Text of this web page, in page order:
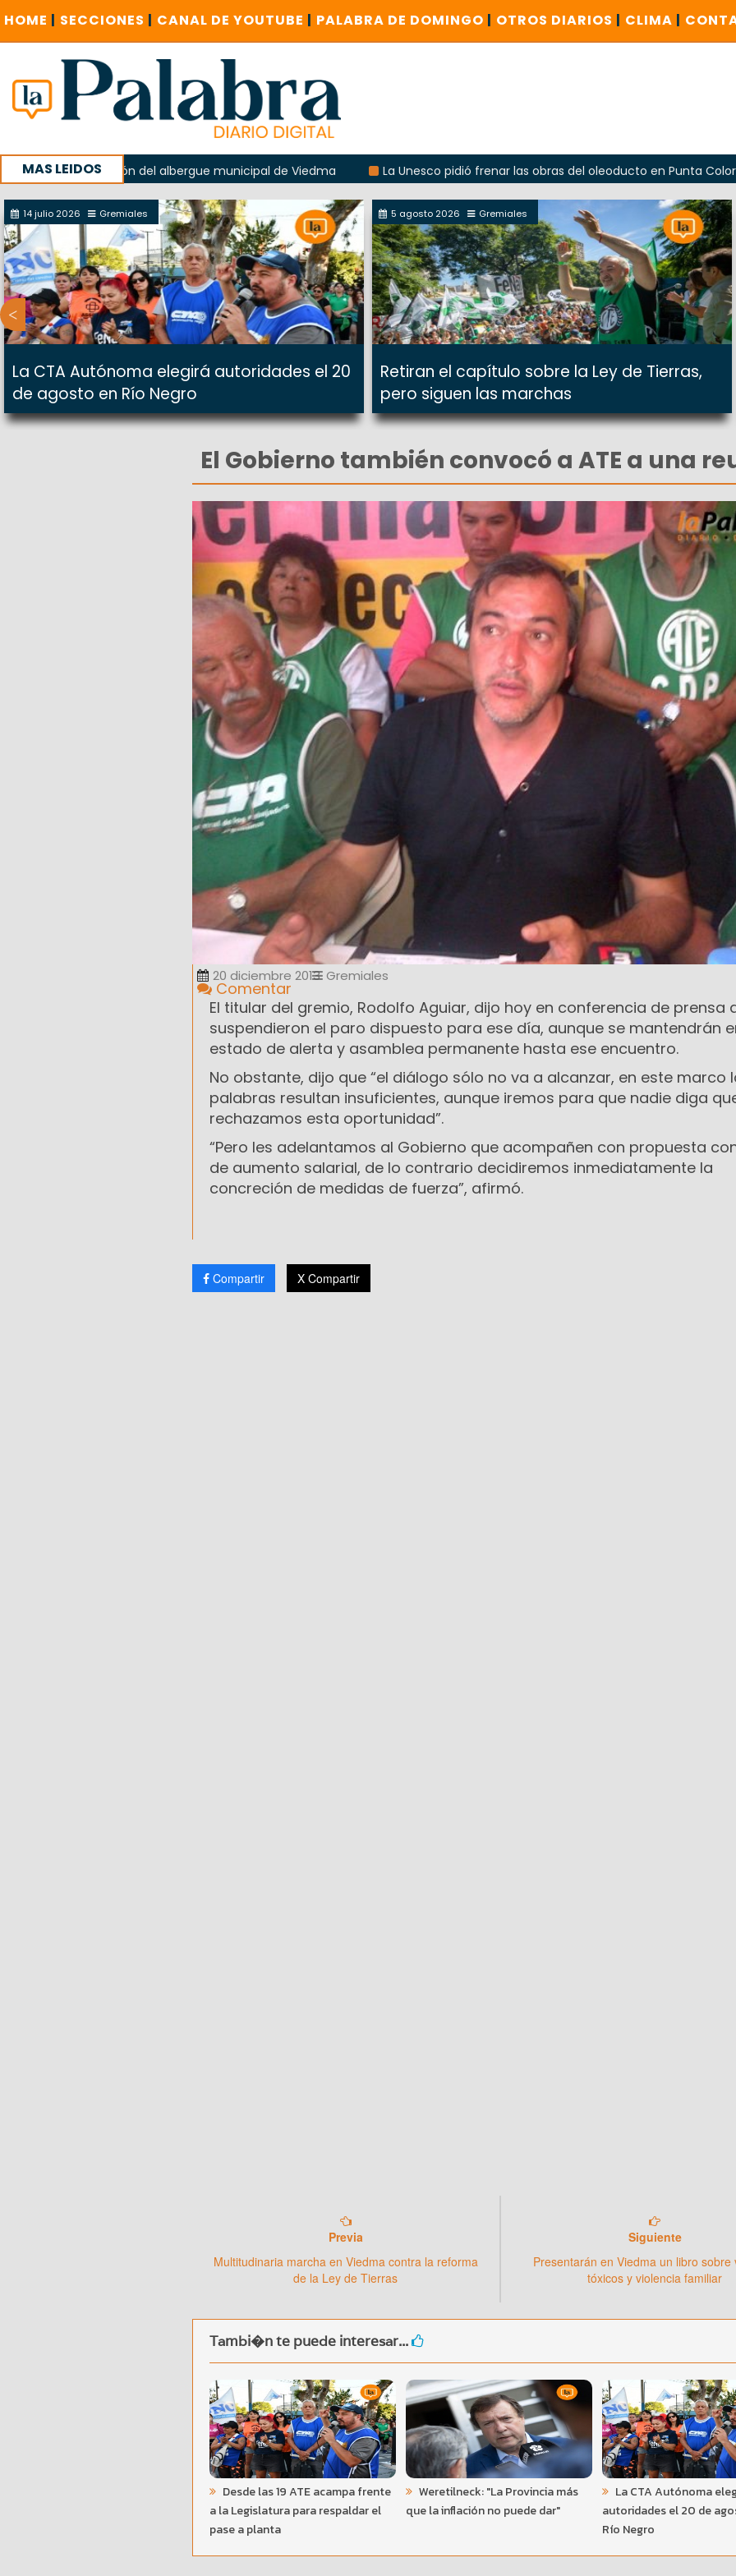
HOME | SECCIONES | CANAL DE YOUTUBE | PALABRA DE DOMINGO | OTROS DIARIOS | CLIMA |
MAS LEIDOS
la explosión del albergue municipal de Viedma La Unesco pidió frenar las obras del oleoducto en Punta Colorada
con un encuentro provincial en Roca
14 julio 2026 Gremiales
La CTA Autónoma elegirá autoridades el 20
de agosto en Río Negro
5 agosto 2026 Gremiales
Retiran el capítulo sobre la Ley de Tierras,
pero siguen las marchas
El Gobierno también convocó a ATE a una
20 diciembre 2013 Gremiales
Comentar
El titular del gremio, Rodolfo Aguiar, dijo hoy en conferencia de prensa
suspendieron el paro dispuesto para ese día, aunque se mantendrán
estado de alerta y asamblea permanente hasta ese encuentro.
No obstante, dijo que “el diálogo sólo no va a alcanzar, en este marco
palabras resultan insuficientes, aunque iremos para que nadie diga
rechazamos esta oportunidad”.
“Pero les adelantamos al Gobierno que acompañen con propuesta
de aumento salarial, de lo contrario decidiremos inmediatamente la
concreción de medidas de fuerza”, afirmó.
Compartir X Compartir
Previa
Multitudinaria marcha en Viedma contra la reforma
de la Ley de Tierras
Siguiente
Presentarán en Viedma un libro sobre
tóxicos y violencia familiar
Tambi�n te puede interesar...
Desde las 19 ATE acampa frente
a la Legislatura para respaldar el
pase a planta
Weretilneck: "La Provincia más
que la inflación no puede dar"
La CTA Autónoma
autoridades el 20 de
Río Negro